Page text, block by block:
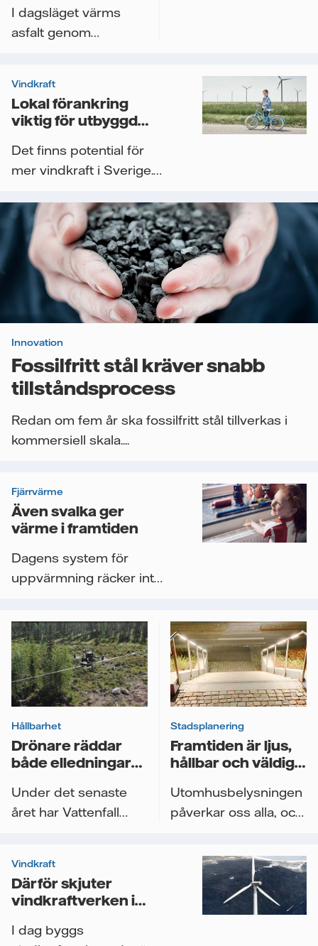
I dagsläget värms
asfalt genom
ny...
Vindkraft
Lokal förankring
viktig för utbyggd
Det finns potential för
mer vindkraft i Sverige.
stupar i...
Innovation
Fossilfritt stål kräver snabb
tillståndsprocess
Redan om fem år ska fossilfritt stål tillverkas i
kommersiell skala....
Fjärrvärme
Även svalka ger
värme i framtiden
Dagens system för
uppvärmning räcker inte
Hållbarhet
Drönare räddar
både elledningar
Under det senaste
året har Vattenfall
Stadsplanering
Framtiden är ljus,
hållbar och väldigt
Utomhusbelysningen
påverkar oss alla, och
Vindkraft
Därför skjuter
vindkraftverken i
I dag byggs